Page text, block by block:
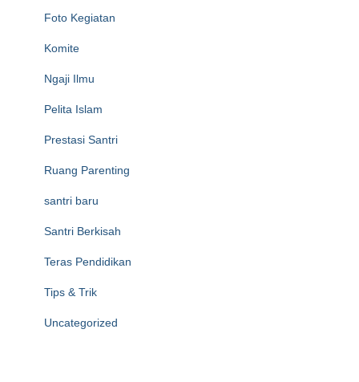
Foto Kegiatan
Komite
Ngaji Ilmu
Pelita Islam
Prestasi Santri
Ruang Parenting
santri baru
Santri Berkisah
Teras Pendidikan
Tips & Trik
Uncategorized